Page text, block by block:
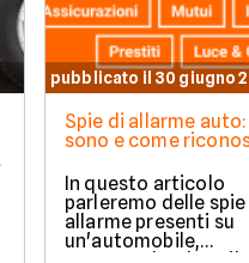
pubblicato il 30 giugno
Spie di allarme
sono e come
In questo articolo
parleremo delle
allarme presenti su
un'automobile,